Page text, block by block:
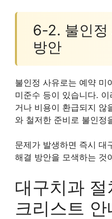
6-2. 불인정
방안
불인정 사유로는 예약 미
미준수 등이 있습니다.
거나 비용이 환급되지 않
와 철저한 준비로 불인정
문제가 발생하면 즉시 대
해결 방안을 모색하는 것
대구치과
크리스트 안